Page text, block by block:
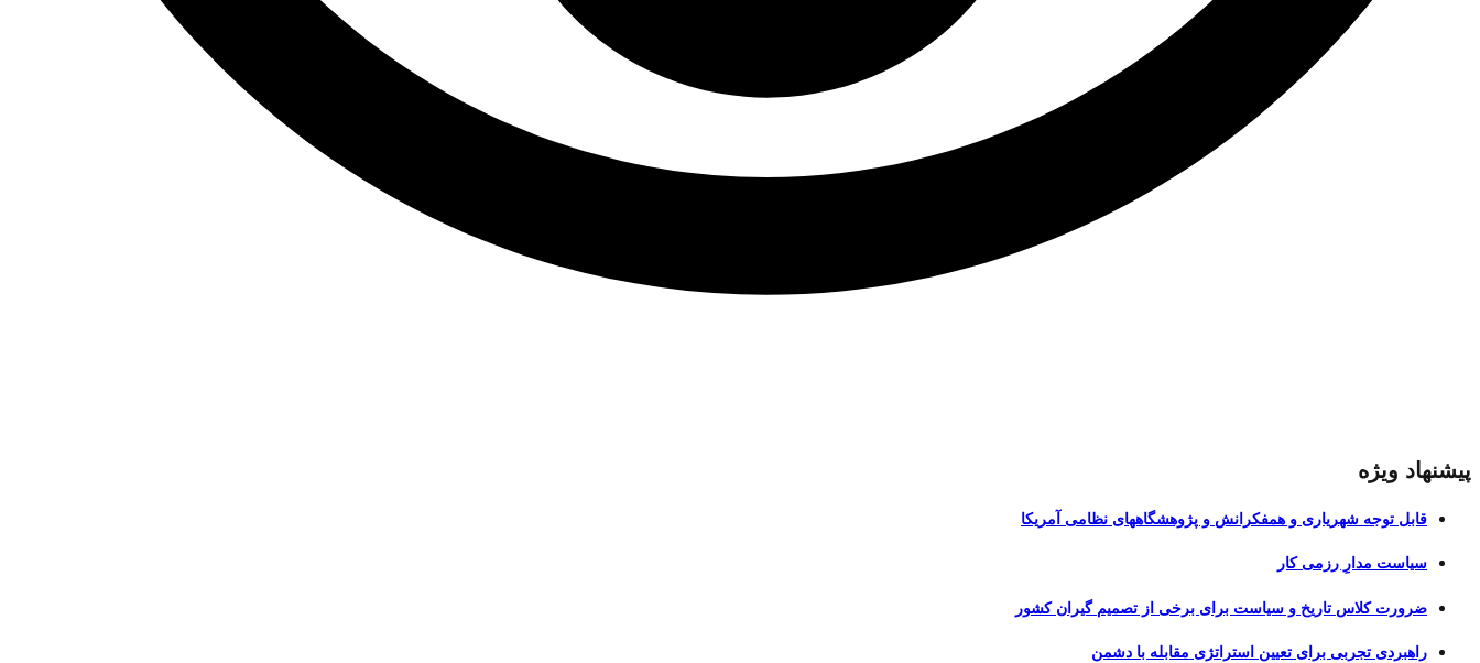
پیشنهاد ویژه
قابل توجه شهریاری و همفکرانش و پژوهشگاههای نظامی آمریکا
سیاست مدارِ رزمی کار
ضرورت کلاس تاریخ و سیاست برای برخی از تصمیم گیران کشور
راهبردی تجربی برای تعیین استراتژی مقابله با دشمن